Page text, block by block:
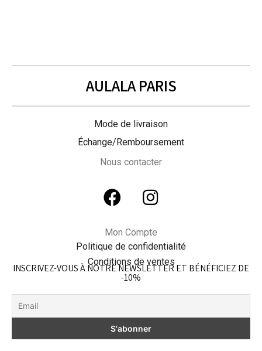
AULALA PARIS
Mode de livraison
Échange/Remboursement
Nous contacter
Mon Compte
Politique de confidentialité
Conditions de ventes
INSCRIVEZ-VOUS À NOTRE NEWSLETTER ET BÉNÉFICIEZ DE
-10%